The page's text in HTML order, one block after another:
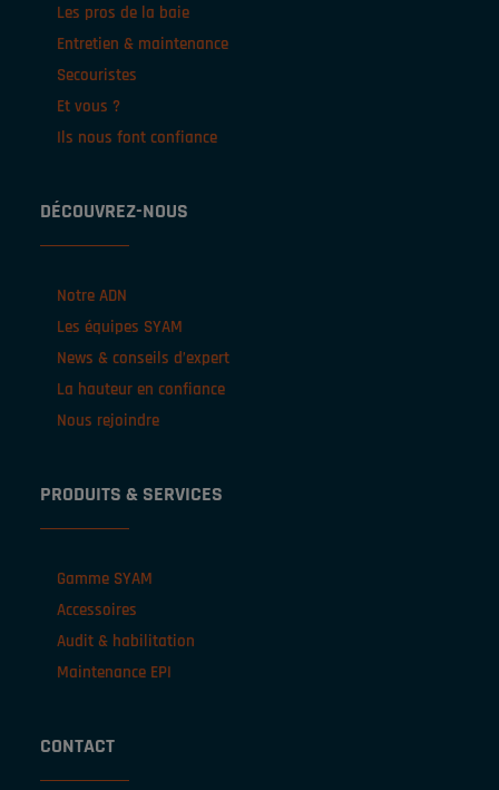
Les pros de la baie
Entretien & maintenance
Secouristes
Et vous ?
Ils nous font confiance
DÉCOUVREZ-NOUS
Notre ADN
Les équipes SYAM
News & conseils d’expert
La hauteur en confiance
Nous rejoindre
PRODUITS & SERVICES
Gamme SYAM
Accessoires
Audit & habilitation
Maintenance EPI
CONTACT